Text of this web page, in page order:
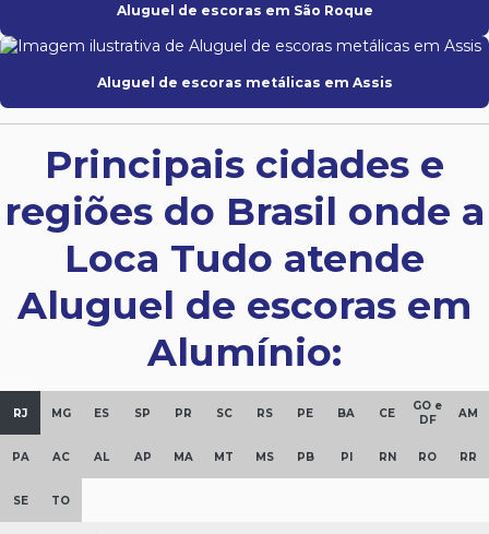
Aluguel de escoras em São Roque
Aluguel de escoras metálicas em Assis
Principais cidades e
regiões do Brasil onde a
Loca Tudo atende
Aluguel de escoras em
Alumínio:
RJ MG ES SP PR SC RS PE BA CE
GO e
DF
AM
PA AC AL AP MA MT MS PB PI RN RO RR
SE TO